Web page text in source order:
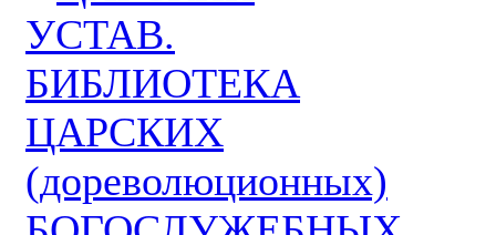
УСТАВ.
БИБЛИОТЕКА
ЦАРСКИХ
(дореволюционных)